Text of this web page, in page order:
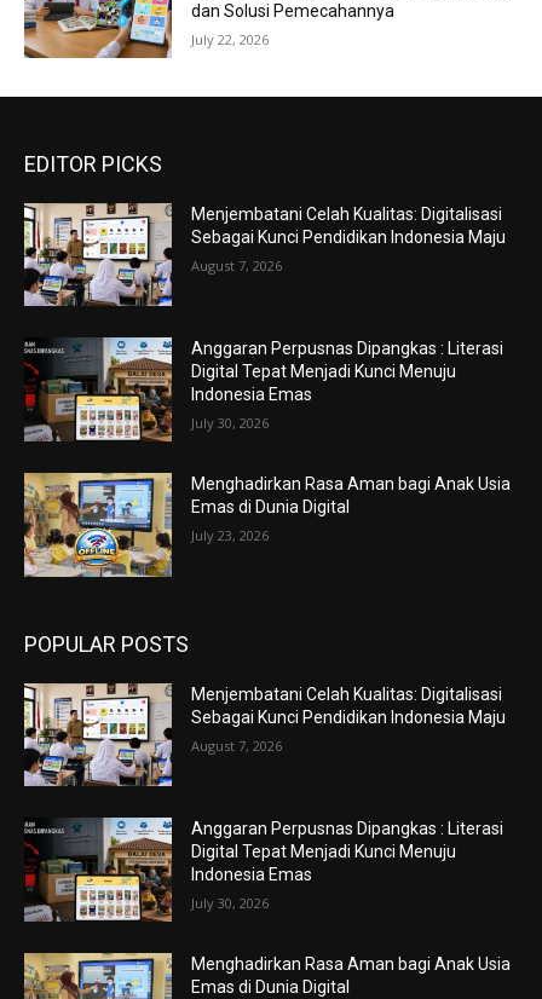
dan Solusi Pemecahannya
July 22, 2026
EDITOR PICKS
Menjembatani Celah Kualitas: Digitalisasi
Sebagai Kunci Pendidikan Indonesia Maju
August 7, 2026
Anggaran Perpusnas Dipangkas : Literasi
Digital Tepat Menjadi Kunci Menuju
Indonesia Emas
July 30, 2026
Menghadirkan Rasa Aman bagi Anak Usia
Emas di Dunia Digital
July 23, 2026
POPULAR POSTS
Menjembatani Celah Kualitas: Digitalisasi
Sebagai Kunci Pendidikan Indonesia Maju
August 7, 2026
Anggaran Perpusnas Dipangkas : Literasi
Digital Tepat Menjadi Kunci Menuju
Indonesia Emas
July 30, 2026
Menghadirkan Rasa Aman bagi Anak Usia
Emas di Dunia Digital